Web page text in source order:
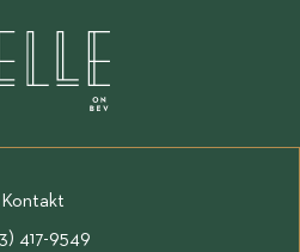
Kontakt
417-9549